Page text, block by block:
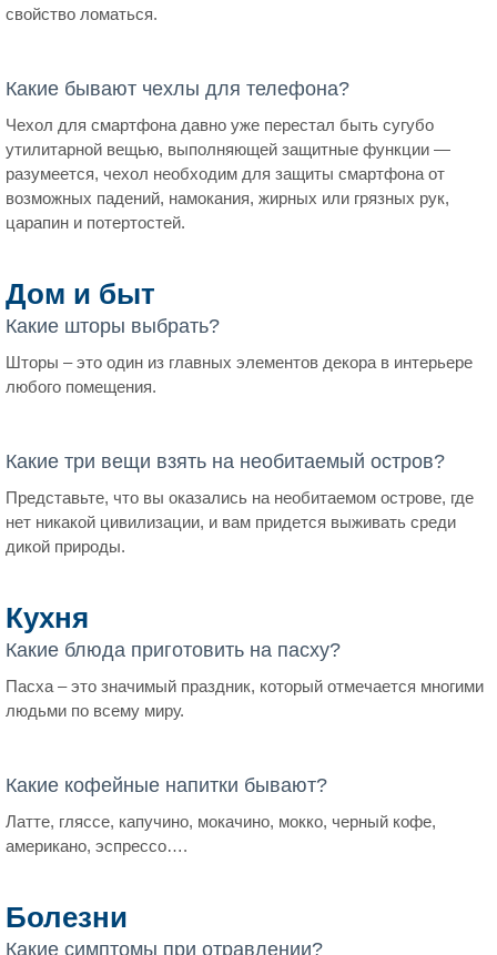
свойство ломаться.
Какие бывают чехлы для телефона?
Чехол для смартфона давно уже перестал быть сугубо
утилитарной вещью, выполняющей защитные функции —
разумеется, чехол необходим для защиты смартфона от
возможных падений, намокания, жирных или грязных рук,
царапин и потертостей.
Дом и быт
Какие шторы выбрать?
Шторы – это один из главных элементов декора в интерьере
любого помещения.
Какие три вещи взять на необитаемый остров?
Представьте, что вы оказались на необитаемом острове, где
нет никакой цивилизации, и вам придется выживать среди
дикой природы.
Кухня
Какие блюда приготовить на пасху?
Пасха – это значимый праздник, который отмечается многими
людьми по всему миру.
Какие кофейные напитки бывают?
Латте, гляссе, капучино, мокачино, мокко, черный кофе,
американо, эспрессо….
Болезни
Какие симптомы при отравлении?